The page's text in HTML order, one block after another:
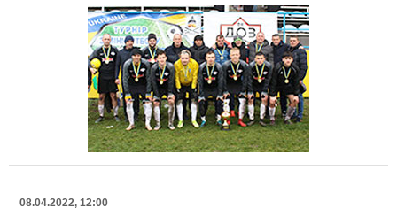
08.04.2022, 12:00